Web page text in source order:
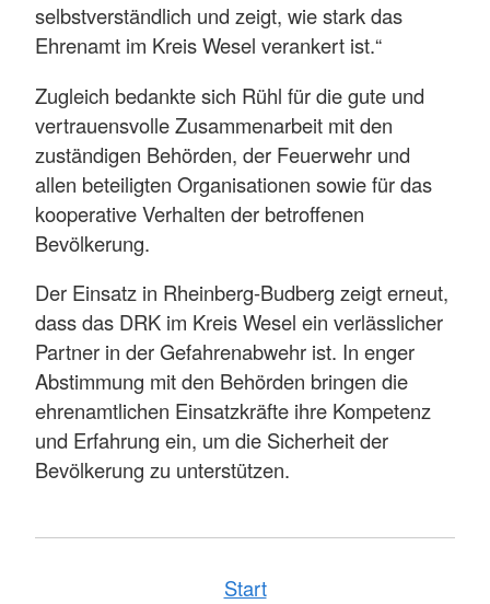
selbstverständlich und zeigt, wie stark das
Ehrenamt im Kreis Wesel verankert ist.“
Zugleich bedankte sich Rühl für die gute und
vertrauensvolle Zusammenarbeit mit den
zuständigen Behörden, der Feuerwehr und
allen beteiligten Organisationen sowie für das
kooperative Verhalten der betroffenen
Bevölkerung.
Der Einsatz in Rheinberg-Budberg zeigt erneut,
dass das DRK im Kreis Wesel ein verlässlicher
Partner in der Gefahrenabwehr ist. In enger
Abstimmung mit den Behörden bringen die
ehrenamtlichen Einsatzkräfte ihre Kompetenz
und Erfahrung ein, um die Sicherheit der
Bevölkerung zu unterstützen.
Start